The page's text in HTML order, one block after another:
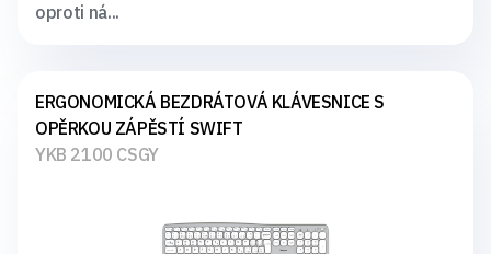
oproti ná...
ERGONOMICKÁ BEZDRÁTOVÁ KLÁVESNICE S
OPĚRKOU ZÁPĚSTÍ SWIFT
YKB 2100 CSGY